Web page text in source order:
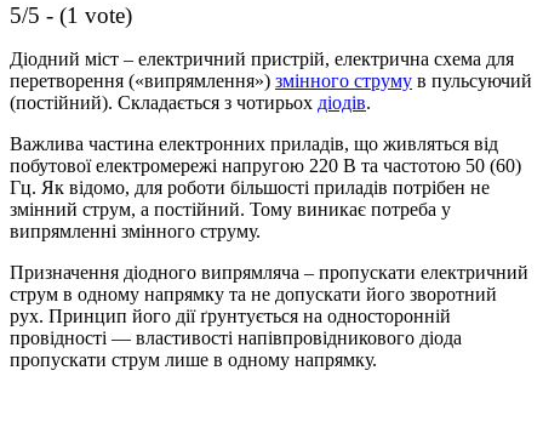
5/5 - (1 vote)
Діодний міст – електричний пристрій, електрична схема для
перетворення («випрямлення») змінного струму в пульсуючий
(постійний). Складається з чотирьох діодів.
Важлива частина електронних приладів, що живляться від
побутової електромережі напругою 220 В та частотою 50 (60)
Гц. Як відомо, для роботи більшості приладів потрібен не
змінний струм, а постійний. Тому виникає потреба у
випрямленні змінного струму.
Призначення діодного випрямляча – пропускати електричний
струм в одному напрямку та не допускати його зворотний
рух. Принцип його дії ґрунтується на односторонній
провідності — властивості напівпровідникового діода
пропускати струм лише в одному напрямку.